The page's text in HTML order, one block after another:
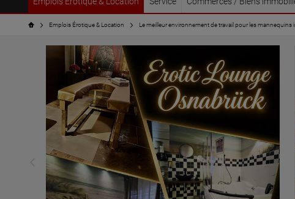
Emplois Érotique & Location Le meilleur environnement de travail pour les mannequins